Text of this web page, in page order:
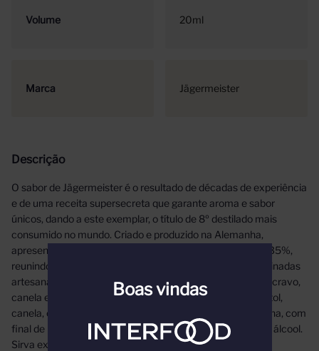
Volume 20ml
Marca Jägermeister
Descrição
O sabor de Jägermeister é o resultado de décadas de experiência
e de uma receita supersecreta que garante aroma e sabor
únicos, dando a este exemplar, o título de 8º destilado mais
consumido no mundo. Criado e produzido na Alemanha,
apresenta visual marrom escuro ouro e teor alcoólico de 35%,
reunindo em sua receita, 56 ervas e raízes naturais combinadas
artesanalmente, numa composição marcante de mentol, cravo,
canela e gengibre, que proporcionam um paladar de mentol,
canela, cravo, pimenta da Jamaica, cardamomo e genciana, com
final de boca longo e mentolado, com presença neutra de álcool.
Sirva extremamente gelado.
Boas vindas